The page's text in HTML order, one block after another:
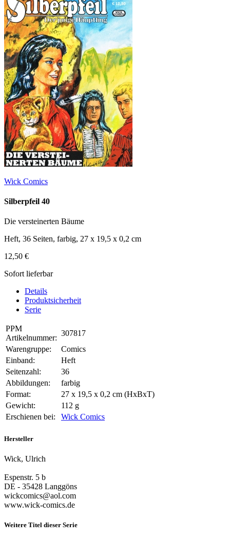
Wick Comics
Silberpfeil 40
Die versteinerten Bäume
Heft, 36 Seiten, farbig, 27 x 19,5 x 0,2 cm
12,50 €
Sofort lieferbar
Details
Produktsicherheit
Serie
PPM
Artikelnummer:
307817
Warengruppe:
Comics
Einband:
Heft
Seitenzahl:
36
Abbildungen:
farbig
Format:
27 x 19,5 x 0,2 cm (HxBxT)
Gewicht:
112 g
Erschienen bei:
Wick Comics
Hersteller
Wick, Ulrich
Espenstr. 5 b
DE - 35428 Langgöns
wickcomics@aol.com
www.wick-comics.de
Weitere Titel dieser Serie